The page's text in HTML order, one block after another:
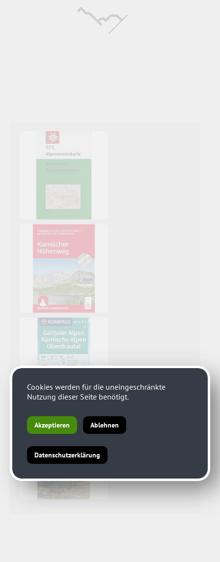
Cookies werden für die uneingeschränkte
Nutzung dieser Seite benötigt.
Akzeptieren Ablehnen
Datenschutzerklärung